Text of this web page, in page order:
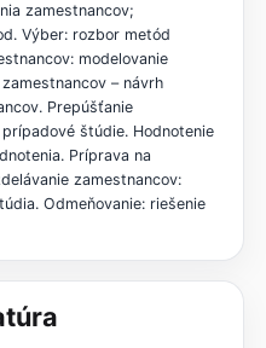
zamestnancov;
Výber: rozbor metód
modelovanie
– návrh
Prepúšťanie
štúdie. Hodnotenie
Príprava na
zamestnancov:
Odmeňovanie: riešenie